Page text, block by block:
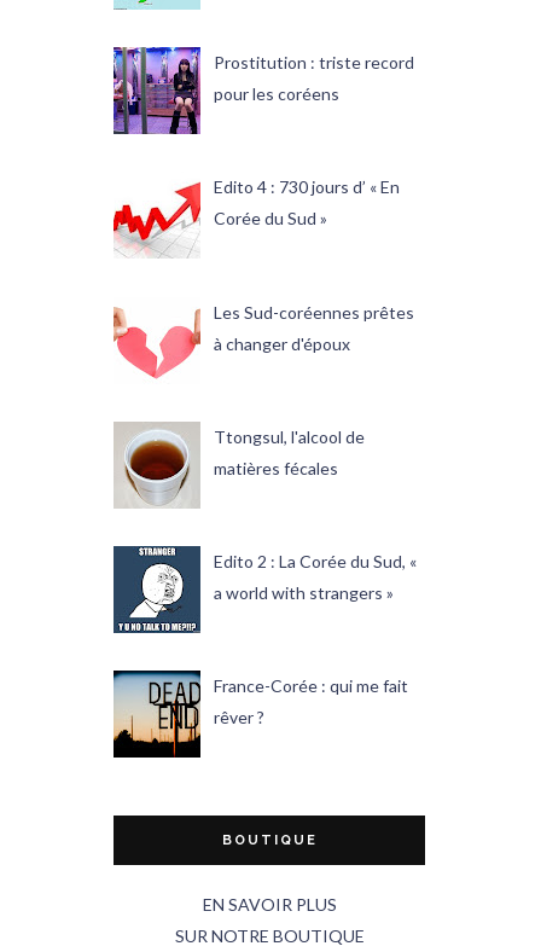
Prostitution : triste record
pour les coréens
Edito 4 : 730 jours d’ « En
Corée du Sud »
Les Sud-coréennes prêtes
à changer d'époux
Ttongsul, l'alcool de
matières fécales
Edito 2 : La Corée du Sud, «
a world with strangers »
France-Corée : qui me fait
rêver ?
BOUTIQUE
EN SAVOIR PLUS
SUR NOTRE BOUTIQUE